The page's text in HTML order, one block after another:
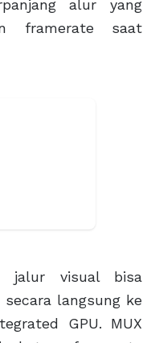
game ternama
MUX Switch juga
untuk memilih
4.0 SSD. Sistem
tersebut
dan tulis yang